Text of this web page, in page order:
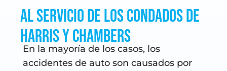
Al servicio de los condados de
Harris y Chambers
En la mayoría de los casos, los
accidentes de auto son causados por